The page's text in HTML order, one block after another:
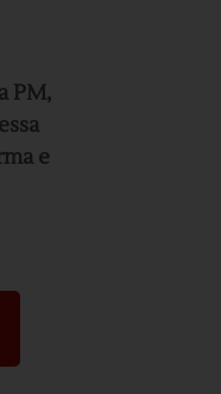
PM,
e